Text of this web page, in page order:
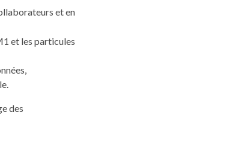
et en
et les particules
des